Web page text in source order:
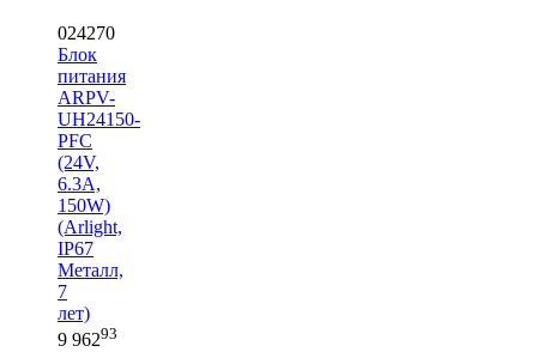
024270
Блок
питания
ARPV-
UH24150-
PFC
(24V,
6.3A,
150W)
(Arlight,
IP67
Металл,
7
лет)
9 96293